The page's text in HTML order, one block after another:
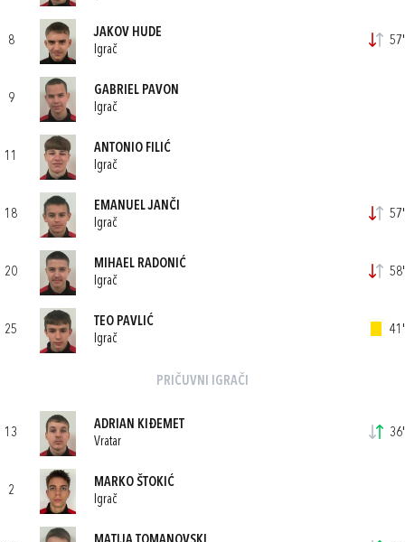
8
JAKOV HUDE
Igrač
57'
9
GABRIEL PAVON
Igrač
11
ANTONIO FILIĆ
Igrač
18
EMANUEL JANČI
Igrač
57'
20
MIHAEL RADONIĆ
Igrač
58'
25
TEO PAVLIĆ
Igrač
41'
PRIČUVNI IGRAČI
13
ADRIAN KIĐEMET
Vratar
36'
2
MARKO ŠTOKIĆ
Igrač